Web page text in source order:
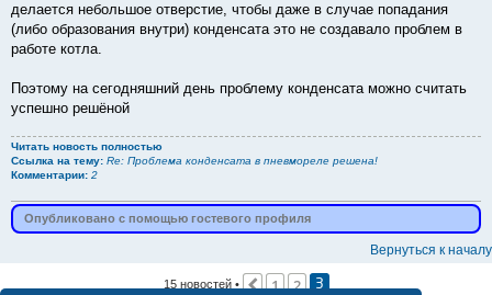
делается небольшое отверстие, чтобы даже в случае попадания
(либо образования внутри) конденсата это не создавало проблем в
работе котла.
Поэтому на сегодняшний день проблему конденсата можно считать
успешно решёной
Читать новость полностью
Ссылка на тему: Re: Проблема конденсата в пневмореле решена!
Комментарии: 2
Опубликовано с помощью гостевого профиля
Вернуться к началу
15 новостей • Пред.
1 2 3